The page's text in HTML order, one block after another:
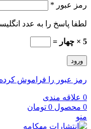
رمز عبور *
لطفا پاسخ را به عدد
5 × چهار =
ورود
رمز عبور را فراموش کرده
0 علاقه مندی
0 محصول 0 تومان
منو